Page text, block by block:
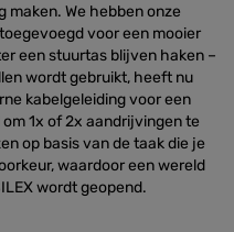
We hebben onze
voor een mooier
een stuurtas blijven haken –
wordt gebruikt, heeft nu
kabelgeleiding voor een
1x of 2x aandrijvingen te
op basis van de taak die je
waardoor een wereld
wordt geopend.